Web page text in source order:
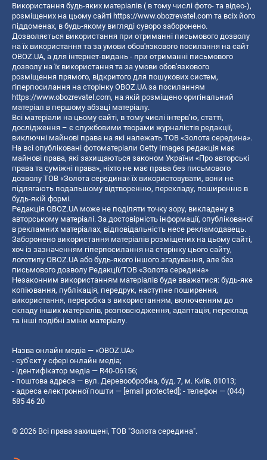
Використання будь-яких матеріалів ( в тому числі фото- та відео-),
розміщених на цьому сайті https://www.obozrevatel.com та всіх його
піддоменах, в будь-якому вигляді суворо заборонено.
Дозволяється використання при отриманні письмового дозволу
на їх використання та за умови обов'язкового посилання на сайт
OBOZ.UA, а для інтернет-видань - при отриманні письмового
дозволу на їх використання та за умови обов'язкового
розміщення прямого, відкритого для пошукових систем,
гіперпосилання на сторінку OBOZ.UA за посиланням
https://www.obozrevatel.com, на якій розміщено оригінальний
матеріал в першому абзаці матеріалу.
Всі матеріали на цьому сайті, в тому числі інтерв’ю, статті,
дослідження – є службовими творами журналістів редакції,
виключні майнові права на які належать ТОВ «Золота середина».
На всі опубліковані фотоматеріали Getty Images редакція має
майнові права, які захищаються законом України «Про авторські
права та суміжні права», ніхто не має права без письмового
дозволу ТОВ «Золота середина» їх використовувати, вони не
підлягають подальшому відтворенню, перекладу, поширенню в
будь-якій формі.
Редакція OBOZ.UA може не поділяти точку зору, викладену в
авторському матеріалі. За достовірність інформації, опублікованої
в рекламних матеріалах, відповідальність несе рекламодавець.
Заборонено використання матеріалів розміщених на цьому сайті,
хоч із зазначенням гіперпосилання на сторінку цього сайту,
логотипу OBOZ.UA або будь-якого іншого згадування, але без
письмового дозволу Редакції/ТОВ «Золота середина»
Незаконним використанням матеріалів буде вважатися: будь-яке
копiювання, публiкацiя, передрук, наступне поширення,
використання, переробка з використанням, включенням до
складу інших матеріалів, розповсюдження, адаптація, переклад
та інші подібні зміни матеріалу.
Назва онлайн медіа — «OBOZ.UA»
- суб'єкт у сфері онлайн медіа;
- ідентифікатор медіа — R40-06156;
- поштова адреса — вул. Деревообробна, буд. 7, м. Київ, 01013;
- адреса електронної пошти — [email protected]; - телефон — (044)
585 46 20
© 2026 Всі права захищені, ТОВ "Золота середина".